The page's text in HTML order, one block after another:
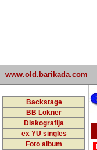
www.old.barikada.com
Backstage
BB Lokner
Diskografija
ex YU singles
Foto album